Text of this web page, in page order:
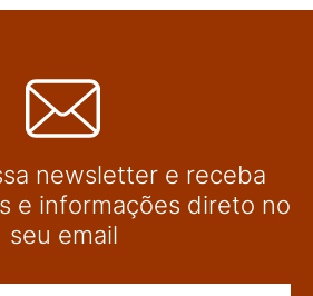
newsletter e receba
e informações direto no
seu email